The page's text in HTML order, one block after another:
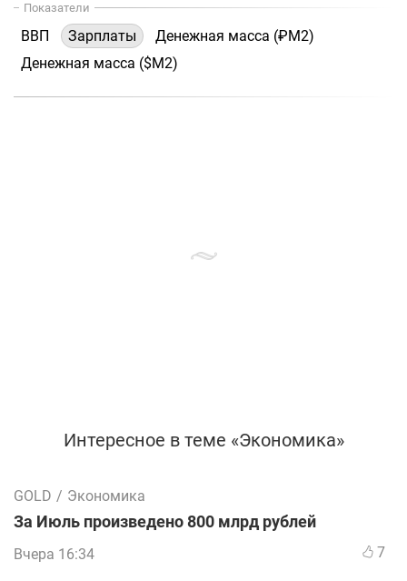
Показатели
ВВП Зарплаты
Денежная масса (₽М2)
Денежная масса ($М2)
Интересное в теме «Экономика»
GOLD / Экономика
За Июль произведено 800 млрд рублей
Вчера 16:34 7